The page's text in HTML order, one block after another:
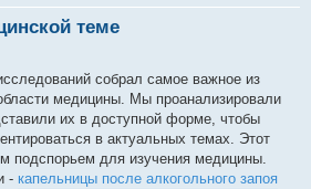
теме
собрал самое важное из
медицины. Мы проанализировали
их в доступной форме, чтобы
в актуальных темах. Этот
подспорьем для изучения медицины.
- капельницы после алкогольного запоя